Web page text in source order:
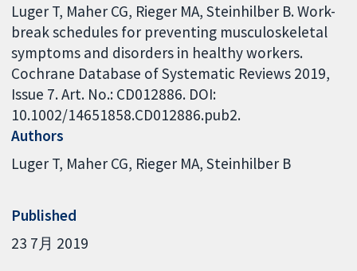
Luger T, Maher CG, Rieger MA, Steinhilber B. Work-
break schedules for preventing musculoskeletal
symptoms and disorders in healthy workers.
Cochrane Database of Systematic Reviews 2019,
Issue 7. Art. No.: CD012886. DOI:
10.1002/14651858.CD012886.pub2.
Authors
Luger T Maher CG Rieger MA Steinhilber B
Published
23 7月 2019